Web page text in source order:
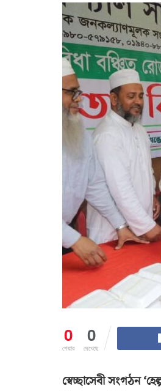
0
শেয়ার
0
দেখেছে
স্বেচ্ছাসেবী সংগঠন